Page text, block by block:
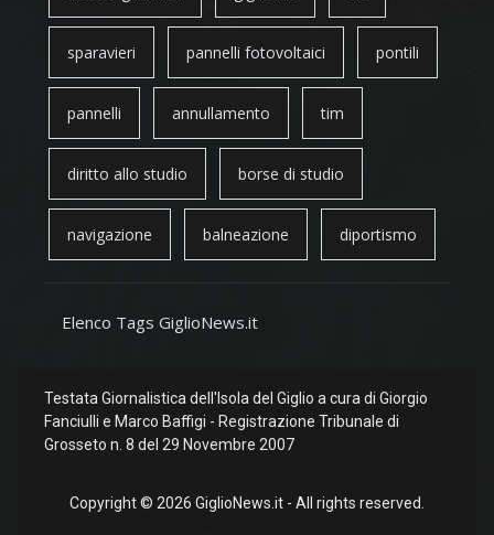
sparavieri pannelli fotovoltaici pontili
pannelli annullamento tim
diritto allo studio borse di studio
navigazione balneazione diportismo
Elenco Tags GiglioNews.it
Testata Giornalistica dell'Isola del Giglio a cura di Giorgio
Fanciulli e Marco Baffigi - Registrazione Tribunale di
Grosseto n. 8 del 29 Novembre 2007
Copyright © 2026 GiglioNews.it - All rights reserved.